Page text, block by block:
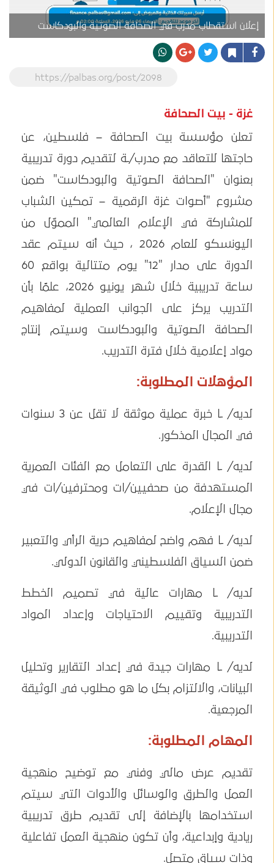
إعلان استقطاب مدرب في الصحافة الصوتية والبودكاست
https://palbas.org/post/2098
غزة - بيت الصحافة
تعلن مؤسسة بيت الصحافة – فلسطين، عن
حاجتها للتعاقد مع مدرب/ـة لتقديم دورة تدريبية
بعنوان "الصحافة الصوتية والبودكاست" ضمن
مشروع "أصوات غزة الرقمية – تمكين الشباب
للمشاركة في الإعلام العالمي" المموّل من
اليونسكو للعام 2026 ، حيث أنه سيتم عقد
الدورة على مدار "12" يوم متتالية بواقع 60
ساعة تدريبية خلال شهر يونيو 2026، علمًا بأن
التدريب يركز على الجوانب العملية لمفاهيم
الصحافة الصوتية والبودكاست وسيتم إنتاج
مواد إعلامية خلال فترة التدريب.
المؤهلات المطلوبة:
لديه/ ـا خبرة عملية موثقة لا تقل عن 3 سنوات
في المجال المذكور.
لديه/ ـا القدرة على التعامل مع الفئات العمرية
المستهدفة من صحفيين/ات ومحترفين/ات في
مجال الإعلام.
لديه/ ـا فهم واضح لمفاهيم حرية الرأي والتعبير
ضمن السياق الفلسطيني والقانون الدولي.
لديه/ ـا مهارات عالية في تصميم الخطط
التدريبية وتقييم الاحتياجات وإعداد المواد
التدريبية.
لديه/ ـا مهارات جيدة في إعداد التقارير وتحليل
البيانات، والالتزام بكل ما هو مطلوب في الوثيقة
المرجعية.
المهام المطلوبة:
تقديم عرض مالي وفني مع توضيح منهجية
العمل والطرق والوسائل والأدوات التي سيتم
استخدامها بالإضافة إلى تقديم طرق تدريبية
ريادية وإبداعية، وأن تكون منهجية العمل تفاعلية
وذات سياق متصل.